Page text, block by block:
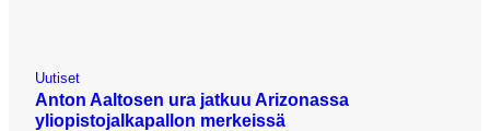
Uutiset
Anton Aaltosen ura jatkuu Arizonassa
yliopistojalkapallon merkeissä